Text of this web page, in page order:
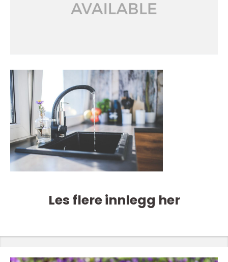
Les flere innlegg her